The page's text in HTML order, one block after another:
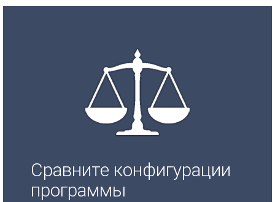
Сравните конфигурации
программы